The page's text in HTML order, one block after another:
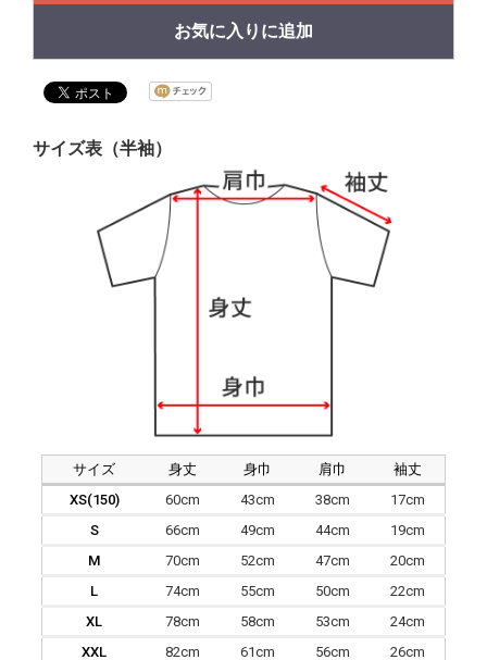
お気に入りに追加
サイズ表（半袖）
サイズ 身丈 身巾 肩巾
袖丈
XS(150)
60cm 43cm 38cm
17cm
S
66cm 49cm 44cm
19cm
M
70cm 52cm 47cm
20cm
L
74cm 55cm 50cm
22cm
XL
78cm 58cm 53cm
24cm
XXL
82cm 61cm 56cm 26cm